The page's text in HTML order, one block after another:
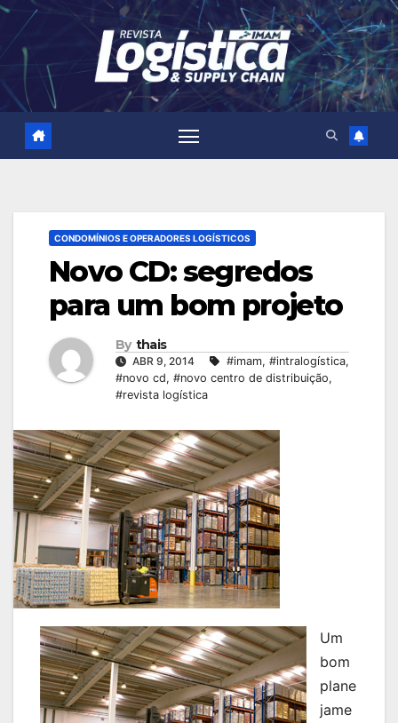
Skip
content
CONDOMÍNIOS E OPERADORES LOGÍSTICOS
Novo CD: segredos
para um bom projeto
By thais
ABR 9, 2014 #imam, #intralogística,
#novo cd, #novo centro de distribuição,
#revista logística
Um
bom
plane
jame